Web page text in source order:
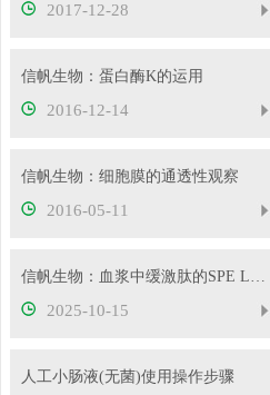
2017-12-28
信帆生物：蛋白酶K的运用
2016-12-14
信帆生物：细胞膜的通透性观察
2016-05-11
信帆生物：血浆中缓激肽的SPE LC-MS定量检测
2025-10-15
人工小肠液(无菌)使用操作步骤